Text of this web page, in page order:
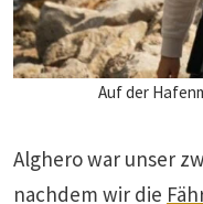
Auf der
Alghero war unser
nachdem wir die